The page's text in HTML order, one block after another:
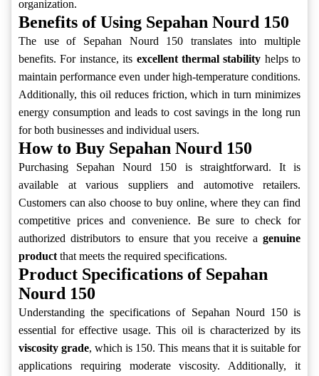
organization.
Benefits of Using Sepahan Nourd 150
The use of Sepahan Nourd 150 translates into multiple
benefits. For instance, its excellent thermal stability helps to
maintain performance even under high-temperature conditions.
Additionally, this oil reduces friction, which in turn minimizes
energy consumption and leads to cost savings in the long run
for both businesses and individual users.
How to Buy Sepahan Nourd 150
Purchasing Sepahan Nourd 150 is straightforward. It is
available at various suppliers and automotive retailers.
Customers can also choose to buy online, where they can find
competitive prices and convenience. Be sure to check for
authorized distributors to ensure that you receive a genuine
product that meets the required specifications.
Product Specifications of Sepahan
Nourd 150
Understanding the specifications of Sepahan Nourd 150 is
essential for effective usage. This oil is characterized by its
viscosity grade, which is 150. This means that it is suitable for
applications requiring moderate viscosity. Additionally, it